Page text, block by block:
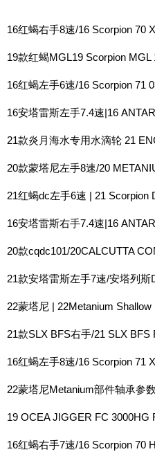
16红蝎右手8速/16 Scorpion 70
19款红蝎MGL19 Scorpion MGL
16红蝎左手6速/16 Scorpion 71
16安塔雷斯左手7.4速|16
21款炎月海水专用水滴轮 21
20款蒙塔尼左手8速/20
21红蝎dc左手6速 | 21 Scorpion
16安塔雷斯右手7.4速|16
21款SLX BFS右手/21 SLX BFS
16红蝎左手8速/16 Scorpion 71
19 OCEA JIGGER FC 3000HG
16红蝎右手7速/16 Scorpion 70